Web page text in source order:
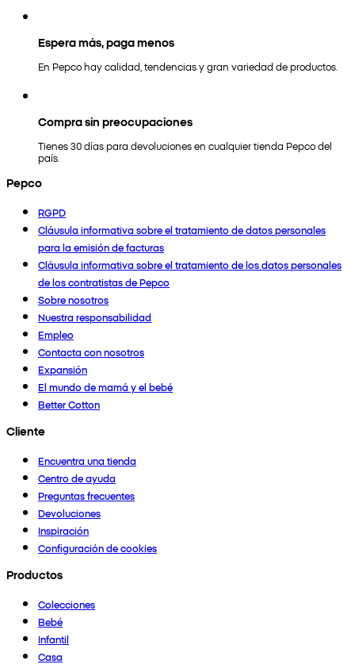
Espera más, paga menos
En Pepco hay calidad, tendencias y gran variedad de productos.
Compra sin preocupaciones
Tienes 30 días para devoluciones en cualquier tienda Pepco del
país.
Pepco
RGPD
Cláusula informativa sobre el tratamiento de datos personales
para la emisión de facturas
Cláusula informativa sobre el tratamiento de los datos personales
de los contratistas de Pepco
Sobre nosotros
Nuestra responsabilidad
Empleo
Contacta con nosotros
Expansión
El mundo de mamá y el bebé
Better Cotton
Cliente
Encuentra una tienda
Centro de ayuda
Preguntas frecuentes
Devoluciones
Inspiración
Configuración de cookies
Productos
Colecciones
Bebé
Infantil
Casa